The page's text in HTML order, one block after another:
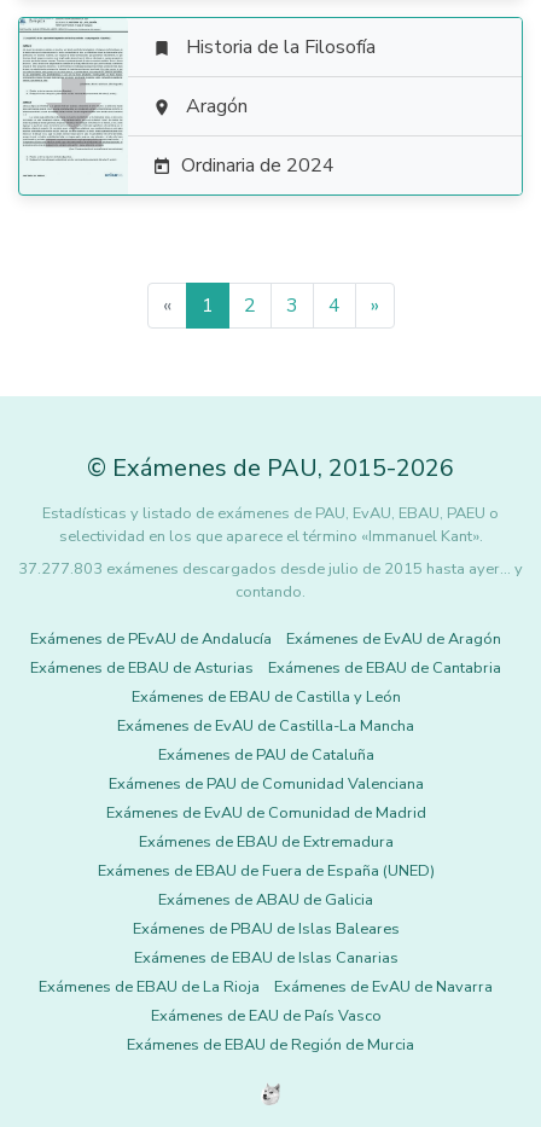

 Historia de la Filosofía
 Aragón
 Ordinaria de 2024
« 1 2 3 4 »
© Exámenes de PAU, 2015-2026
Estadísticas y listado de exámenes de PAU, EvAU, EBAU, PAEU o
selectividad en los que aparece el término «Immanuel Kant».
37.277.803 exámenes descargados desde julio de 2015 hasta ayer... y
contando.
Exámenes de PEvAU de Andalucía
Exámenes de EvAU de Aragón
Exámenes de EBAU de Asturias
Exámenes de EBAU de Cantabria
Exámenes de EBAU de Castilla y León
Exámenes de EvAU de Castilla-La Mancha
Exámenes de PAU de Cataluña
Exámenes de PAU de Comunidad Valenciana
Exámenes de EvAU de Comunidad de Madrid
Exámenes de EBAU de Extremadura
Exámenes de EBAU de Fuera de España (UNED)
Exámenes de ABAU de Galicia
Exámenes de PBAU de Islas Baleares
Exámenes de EBAU de Islas Canarias
Exámenes de EBAU de La Rioja
Exámenes de EvAU de Navarra
Exámenes de EAU de País Vasco
Exámenes de EBAU de Región de Murcia